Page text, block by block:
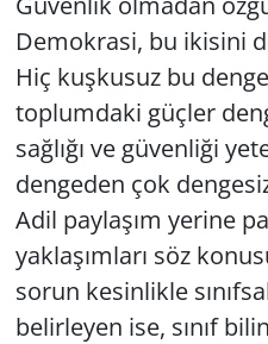
Demokrasi, bu ikisini
Hiç kuşkusuz bu
toplumdaki güçler
sağlığı ve güvenliği
dengeden çok
Adil paylaşım yerine
yaklaşımları söz
sorun kesinlikle
belirleyen ise, sınıf